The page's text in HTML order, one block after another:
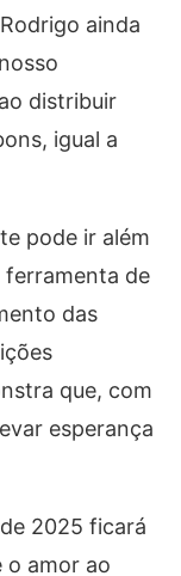
ainda
distribuir
igual a
pode ir além
ferramenta de
das
que, com
esperança
2025 ficará
o amor ao